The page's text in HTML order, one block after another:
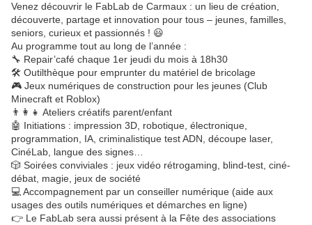
Venez découvrir le FabLab de Carmaux : un lieu de création,
découverte, partage et innovation pour tous – jeunes, familles,
seniors, curieux et passionnés ! 😃
Au programme tout au long de l’année :
🔧 Repair’café chaque 1er jeudi du mois à 18h30
🛠️ Outilthèque pour emprunter du matériel de bricolage
🎮 Jeux numériques de construction pour les jeunes (Club
Minecraft et Roblox)
👨‍👩‍👧 Ateliers créatifs parent/enfant
🤖 Initiations : impression 3D, robotique, électronique,
programmation, IA, criminalistique test ADN, découpe laser,
CinéLab, langue des signes…
🎲 Soirées conviviales : jeux vidéo rétrogaming, blind-test, ciné-
débat, magie, jeux de société
💻 Accompagnement par un conseiller numérique (aide aux
usages des outils numériques et démarches en ligne)
👉 Le FabLab sera aussi présent à la Fête des associations